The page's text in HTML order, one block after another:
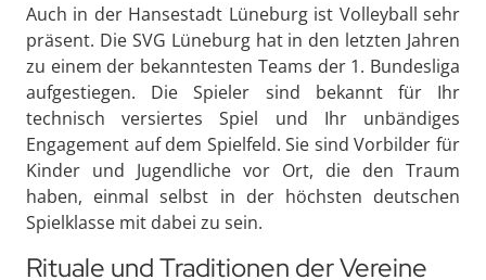
Auch in der Hansestadt Lüneburg ist Volleyball sehr
präsent. Die SVG Lüneburg hat in den letzten Jahren
zu einem der bekanntesten Teams der 1. Bundesliga
aufgestiegen. Die Spieler sind bekannt für Ihr
technisch versiertes Spiel und Ihr unbändiges
Engagement auf dem Spielfeld. Sie sind Vorbilder für
Kinder und Jugendliche vor Ort, die den Traum
haben, einmal selbst in der höchsten deutschen
Spielklasse mit dabei zu sein.
Rituale und Traditionen der Vereine